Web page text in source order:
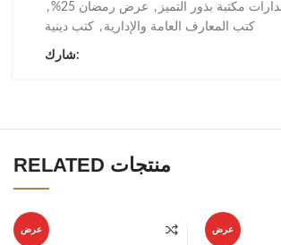
مكتبة بذور التميز , عرض رمضان 25%
,
كتب المعارف العامة والإدارية , كتب دينية
شارك:
RELATED منتجات
عرض عرض